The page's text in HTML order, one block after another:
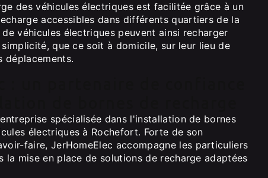
des véhicules électriques est facilitée grâce à un
accessibles dans différents quartiers de la
véhicules électriques peuvent ainsi recharger
que ce soit à domicile, sur leur lieu de
déplacements.
spécialisée dans l'installation de bornes
électriques à Rochefort. Forte de son
faire, JerHomeElec accompagne les particuliers
la mise en place de solutions de recharge adaptées